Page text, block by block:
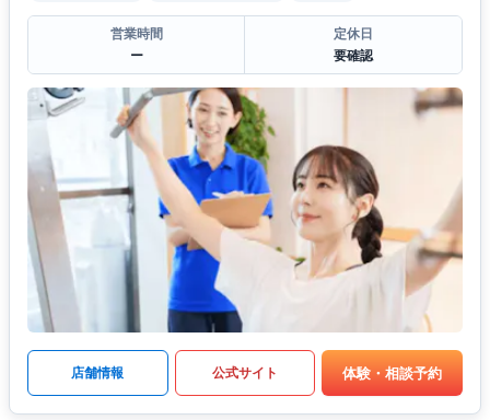
営業時間
ー
定休日
要確認
店舗情報 公式サイト 体験・相談予約